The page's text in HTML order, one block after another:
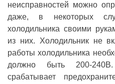
неисправностей можно
даже, в некоторых
холодильника своими
из них. Холодильник не
работы холодильника
должно быть 200-
срабатывает